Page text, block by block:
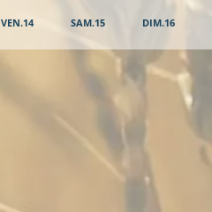
VEN.14 SAM.15 DIM.16